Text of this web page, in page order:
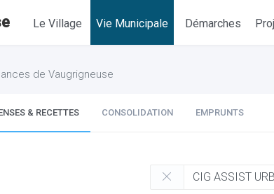
Le Village Vie Municipale Démarches
de Vaugrigneuse
& RECETTES CONSOLIDATION EMPRUNTS